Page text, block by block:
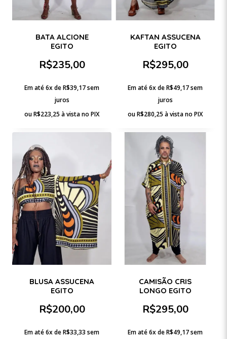
BATA ALCIONE
EGITO
R$235,00
Em até 6x deR$39,17sem
juros
ouR$223,25 à vista no PIX
KAFTAN ASSUCENA
EGITO
R$295,00
Em até 6x deR$49,17sem
juros
ouR$280,25 à vista no PIX
BLUSA ASSUCENA
EGITO
R$200,00
Em até 6x deR$33,33 sem
CAMISÃO CRIS
LONGO EGITO
R$295,00
Em até 6x deR$49,17sem